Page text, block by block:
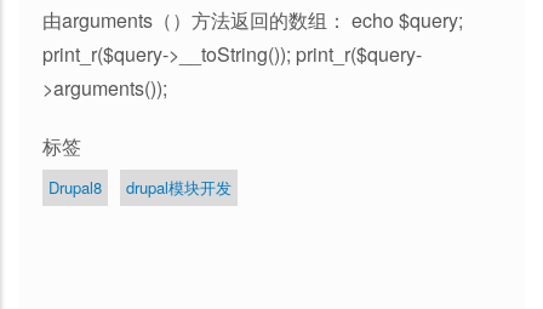
由arguments（）方法返回的数组： echo $query;
print_r($query->__toString()); print_r($query-
>arguments());
标签
Drupal8 drupal模块开发